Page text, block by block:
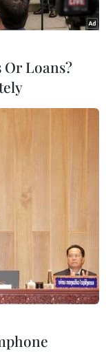
trận thắng
(Vietnam+)
Loans?